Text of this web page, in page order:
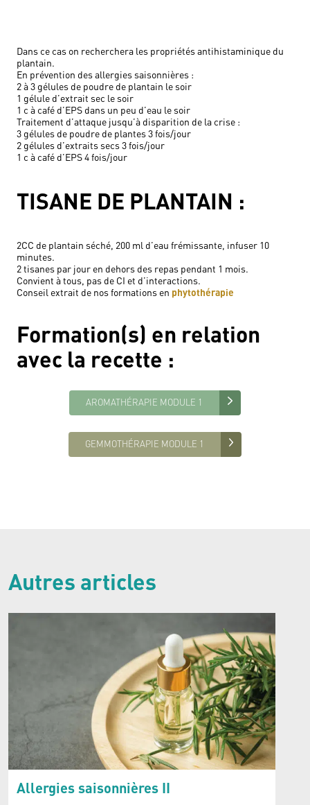
Dans ce cas on recherchera les propriétés antihistaminique du
plantain.
En prévention des allergies saisonnières :
2 à 3 gélules de poudre de plantain le soir
1 gélule d’extrait sec le soir
1 c à café d’EPS dans un peu d’eau le soir
Traitement d’attaque jusqu’à disparition de la crise :
3 gélules de poudre de plantes 3 fois/jour
2 gélules d’extraits secs 3 fois/jour
1 c à café d’EPS 4 fois/jour
TISANE DE PLANTAIN :
2CC de plantain séché, 200 ml d’eau frémissante, infuser 10
minutes.
2 tisanes par jour en dehors des repas pendant 1 mois.
Convient à tous, pas de CI et d’interactions.
Conseil extrait de nos formations en phytothérapie
Formation(s) en relation
avec la recette :
AROMATHÉRAPIE MODULE 1
GEMMOTHÉRAPIE MODULE 1
Autres articles
Allergies saisonnières II